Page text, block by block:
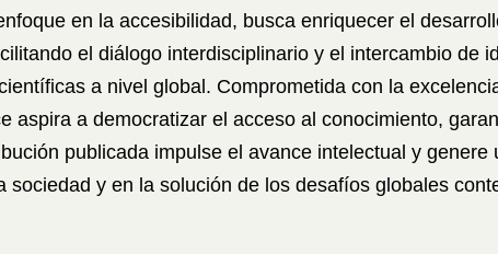
en la accesibilidad, busca enriquecer el
el diálogo interdisciplinario y el intercambio de
a nivel global. Comprometida con la
aspira a democratizar el acceso al conocimiento,
publicada impulse el avance intelectual y genere
sociedad y en la solución de los desafíos globales